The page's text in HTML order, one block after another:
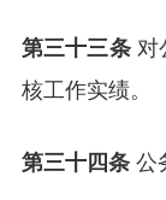
第三十三条对
核工作实绩。
第三十四条 公